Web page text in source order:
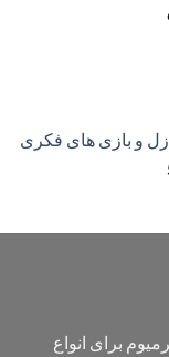
تومان499,000
محدوده
تا
برای انواع